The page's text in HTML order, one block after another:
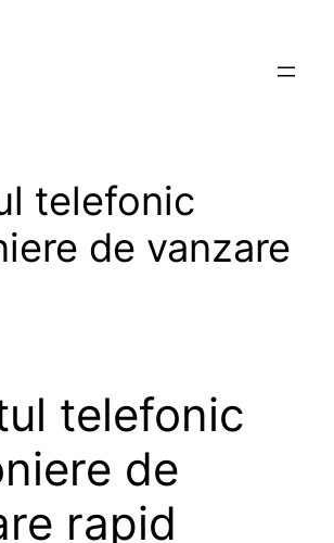
telefonic
de vanzare
telefonic
de
rapid